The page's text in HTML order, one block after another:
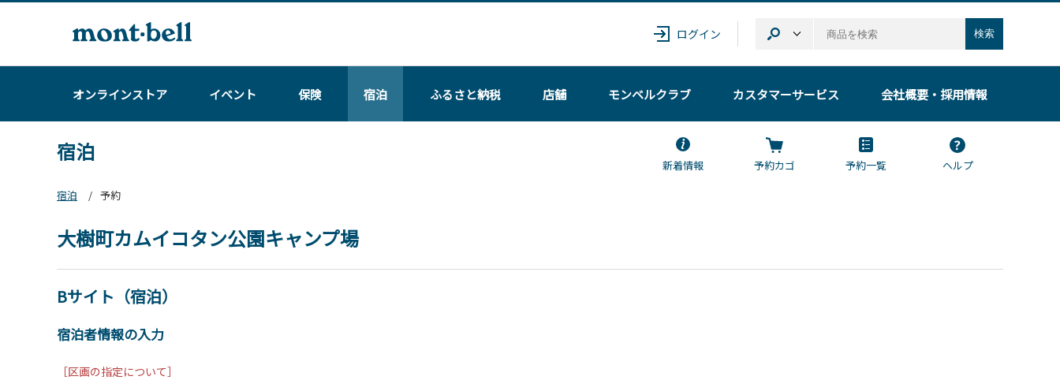
ログイン 検索
オンラインストア イベント 保険 宿泊 ふるさと納税 店舗 モンベルクラブ カスタマーサービス 会社概要・採用情報
宿泊
新着情報 予約カゴ 予約一覧
ヘルプ
宿泊
予約
大樹町カムイコタン公園キャンプ場
Bサイト（宿泊）
宿泊者情報の入力
［区画の指定について］